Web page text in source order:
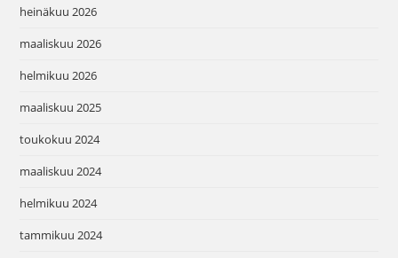
heinäkuu 2026
maaliskuu 2026
helmikuu 2026
maaliskuu 2025
toukokuu 2024
maaliskuu 2024
helmikuu 2024
tammikuu 2024